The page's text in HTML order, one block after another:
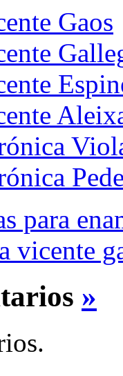
Gaos
para
vicente
»